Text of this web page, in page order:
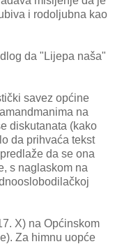
i rodoljubna kao
da "Lijepa naša"
savez općine
na
diskutanata (kako
da prihvaća tekst
da se ona
s naglaskom na
X) na Općinskom
Za himnu uopće